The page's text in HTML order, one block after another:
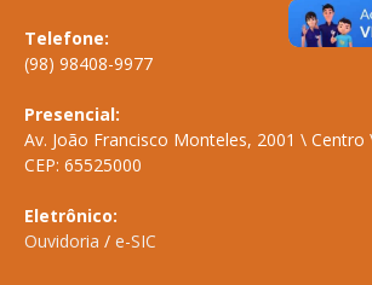
Telefone:
(98) 98408-9977
Presencial:
Av. João Francisco Monteles, 2001 \ Centro
CEP: 65525000
Eletrônico:
Ouvidoria / e-SIC